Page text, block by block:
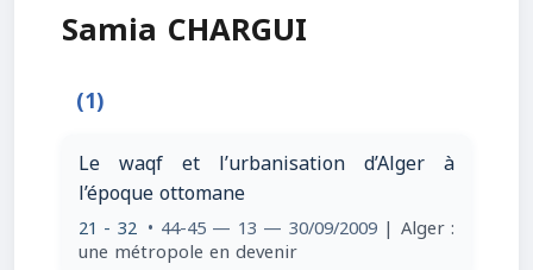
Samia CHARGUI
(1)
Le waqf et l’urbanisation d’Alger à
l’époque ottomane
21 - 32 • 44-45 — 13 — 30/09/2009 | Alger :
une métropole en devenir